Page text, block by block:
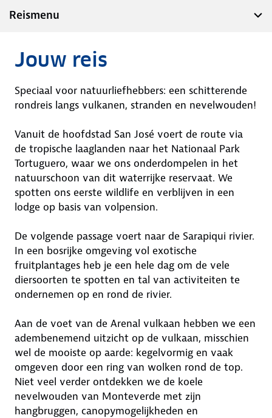
Reismenu
Jouw reis
Speciaal voor natuurliefhebbers: een schitterende
rondreis langs vulkanen, stranden en nevelwouden!
Vanuit de hoofdstad San José voert de route via
de tropische laaglanden naar het Nationaal Park
Tortuguero, waar we ons onderdompelen in het
natuurschoon van dit waterrijke reservaat. We
spotten ons eerste wildlife en verblijven in een
lodge op basis van volpension.
De volgende passage voert naar de Sarapiqui rivier.
In een bosrijke omgeving vol exotische
fruitplantages heb je een hele dag om de vele
diersoorten te spotten en tal van activiteiten te
ondernemen op en rond de rivier.
Aan de voet van de Arenal vulkaan hebben we een
adembenemend uitzicht op de vulkaan, misschien
wel de mooiste op aarde: kegelvormig en vaak
omgeven door een ring van wolken rond de top.
Niet veel verder ontdekken we de koele
nevelwouden van Monteverde met zijn
hangbruggen, canopymogelijkheden en